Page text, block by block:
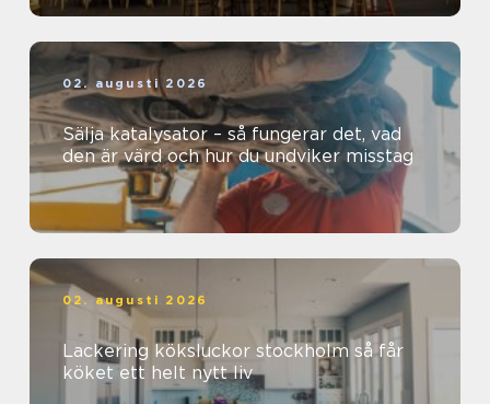
02. augusti 2026
Sälja katalysator – så fungerar det, vad
den är värd och hur du undviker misstag
02. augusti 2026
Lackering köksluckor stockholm så får
köket ett helt nytt liv